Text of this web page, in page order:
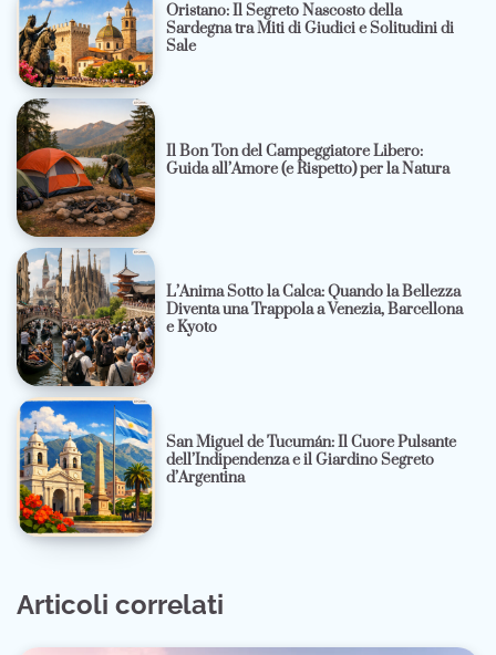
Oristano: Il Segreto Nascosto della
Sardegna tra Miti di Giudici e Solitudini di
Sale
Il Bon Ton del Campeggiatore Libero:
Guida all’Amore (e Rispetto) per la Natura
L’Anima Sotto la Calca: Quando la Bellezza
Diventa una Trappola a Venezia, Barcellona
e Kyoto
San Miguel de Tucumán: Il Cuore Pulsante
dell’Indipendenza e il Giardino Segreto
d’Argentina
Articoli correlati